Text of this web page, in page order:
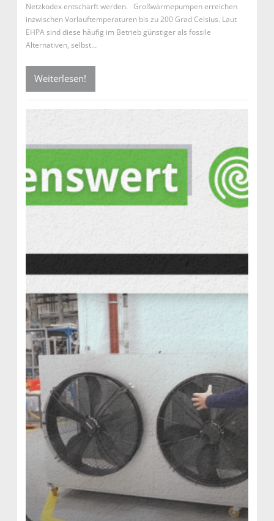
Netzkodex entschärft werden. Großwärmepumpen erreichen
inzwischen Vorlauftemperaturen bis zu 200 Grad Celsius. Laut
EHPA sind diese häufig im Betrieb günstiger als fossile
Alternativen, selbst…
Weiterlesen!